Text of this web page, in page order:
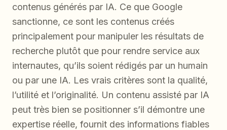
contenus générés par IA. Ce que Google
sanctionne, ce sont les contenus créés
principalement pour manipuler les résultats de
recherche plutôt que pour rendre service aux
internautes, qu’ils soient rédigés par un humain
ou par une IA. Les vrais critères sont la qualité,
l’utilité et l’originalité. Un contenu assisté par IA
peut très bien se positionner s’il démontre une
expertise réelle, fournit des informations fiables